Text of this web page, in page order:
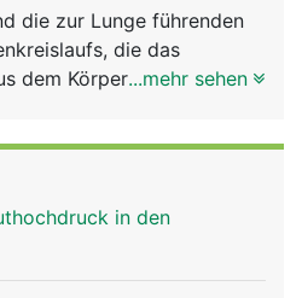
die zur Lunge führenden
die das
dem Körperkreislauf vom
...mehr sehen
in den